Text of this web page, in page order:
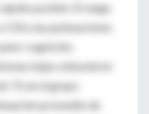
posible. El rango
y las puntuaciones
cognición.
bajos obtuvieron
73, en el grupo
promedio de